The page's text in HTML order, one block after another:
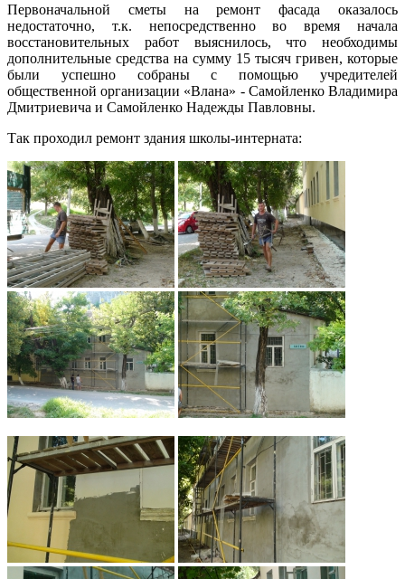
Первоначальной сметы на ремонт фасада оказалось
недостаточно, т.к. непосредственно во время начала
восстановительных работ выяснилось, что необходимы
дополнительные средства на сумму 15 тысяч гривен, которые
были успешно собраны с помощью учредителей
общественной организации «Влана» - Самойленко Владимира
Дмитриевича и Самойленко Надежды Павловны.
Так проходил ремонт здания школы-интерната: